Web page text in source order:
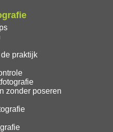
praktijk
zonder poseren